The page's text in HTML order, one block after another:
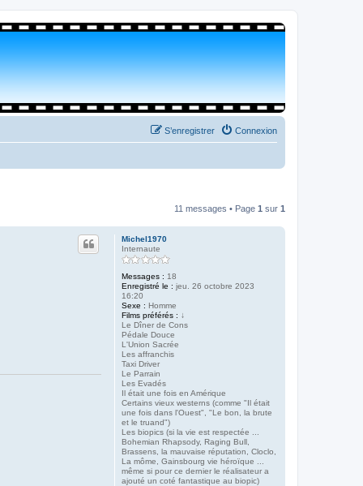
Connexion
S’enregistrer
11 messages • Page 1 sur 1
Michel1970
Internaute
Messages : 18
Enregistré le : jeu. 26 octobre 2023
16:20
Sexe : Homme
Films préférés : ↓
Le Dîner de Cons
Pédale Douce
L'Union Sacrée
Les affranchis
Taxi Driver
Le Parrain
Les Evadés
Il était une fois en Amérique
Certains vieux westerns (comme "Il était
une fois dans l'Ouest", "Le bon, la brute
et le truand")
Les biopics (si la vie est respectée ...
Bohemian Rhapsody, Raging Bull,
Brassens, la mauvaise réputation, Cloclo,
La môme, Gainsbourg vie héroïque ...
même si pour ce dernier le réalisateur a
ajouté un coté fantastique au biopic)